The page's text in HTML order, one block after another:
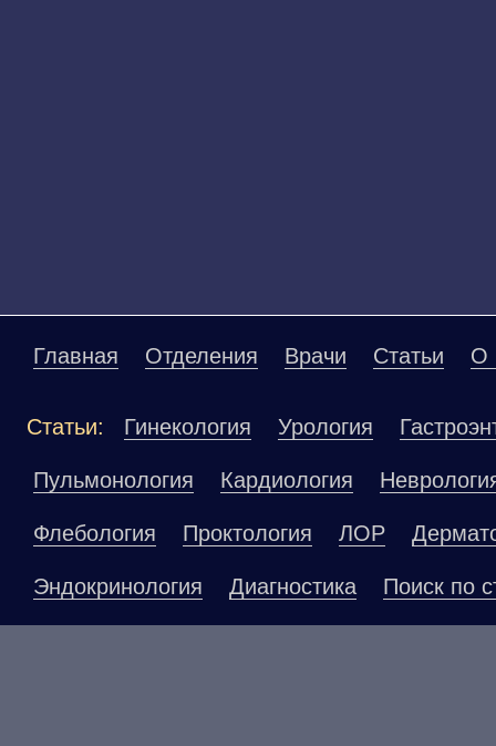
Главная Отделения Врачи Статьи О
Статьи: Гинекология Урология
Пульмонология Кардиология
Флебология Проктология ЛОР
Эндокринология Диагностика Поиск по